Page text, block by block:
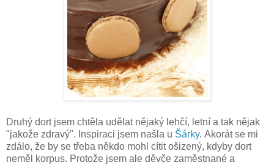
Druhý dort jsem chtěla udělat nějaký lehčí, letní a tak nějak
"jakože zdravý". Inspiraci jsem našla u Šárky. Akorát se mi
zdálo, že by se třeba někdo mohl cítit ošizený, kdyby dort
neměl korpus. Protože jsem ale děvče zaměstnané a